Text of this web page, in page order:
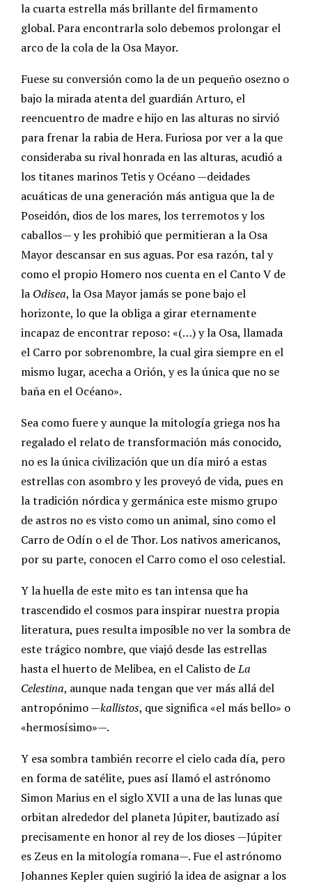
la cuarta estrella más brillante del firmamento
global. Para encontrarla solo debemos prolongar el
arco de la cola de la Osa Mayor.
Fuese su conversión como la de un pequeño osezno o
bajo la mirada atenta del guardián Arturo, el
reencuentro de madre e hijo en las alturas no sirvió
para frenar la rabia de Hera. Furiosa por ver a la que
consideraba su rival honrada en las alturas, acudió a
los titanes marinos Tetis y Océano —deidades
acuáticas de una generación más antigua que la de
Poseidón, dios de los mares, los terremotos y los
caballos— y les prohibió que permitieran a la Osa
Mayor descansar en sus aguas. Por esa razón, tal y
como el propio Homero nos cuenta en el Canto V de
la Odisea, la Osa Mayor jamás se pone bajo el
horizonte, lo que la obliga a girar eternamente
incapaz de encontrar reposo: «(…) y la Osa, llamada
el Carro por sobrenombre, la cual gira siempre en el
mismo lugar, acecha a Orión, y es la única que no se
baña en el Océano».
Sea como fuere y aunque la mitología griega nos ha
regalado el relato de transformación más conocido,
no es la única civilización que un día miró a estas
estrellas con asombro y les proveyó de vida, pues en
la tradición nórdica y germánica este mismo grupo
de astros no es visto como un animal, sino como el
Carro de Odín o el de Thor. Los nativos americanos,
por su parte, conocen el Carro como el oso celestial.
Y la huella de este mito es tan intensa que ha
trascendido el cosmos para inspirar nuestra propia
literatura, pues resulta imposible no ver la sombra de
este trágico nombre, que viajó desde las estrellas
hasta el huerto de Melibea, en el Calisto deLa
Celestina, aunque nada tengan que ver más allá del
antropónimo —kallistos, que significa «el más bello» o
«hermosísimo»—.
Y esa sombra también recorre el cielo cada día, pero
en forma de satélite, pues así llamó el astrónomo
Simon Marius en el siglo XVII a una de las lunas que
orbitan alrededor del planeta Júpiter, bautizado así
precisamente en honor al rey de los dioses —Júpiter
es Zeus en la mitología romana—. Fue el astrónomo
Johannes Kepler quien sugirió la idea de asignar a los